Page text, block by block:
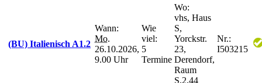
(BU) Italienisch A1.2
Wann:
Mo.
26.10.2026,
9.00 Uhr
Wie
viel:
5
Termine
Wo:
vhs, Haus
S,
Yorckstr.
23,
Derendorf,
Raum
S.2.44
Nr.:
I503215